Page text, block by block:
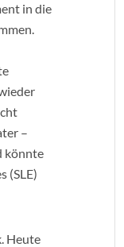
in die
–
könnte
(SLE)
Heute